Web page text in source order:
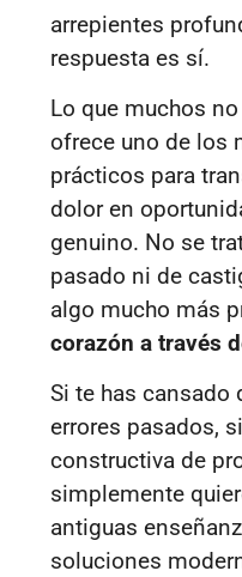
arrepientes
respuesta es sí.
Lo que muchos
ofrece uno de los
prácticos para
dolor en
genuino. No se
pasado ni de
algo mucho más
corazón a través
Si te has cansado
errores pasados,
constructiva de
simplemente
antiguas
soluciones